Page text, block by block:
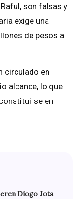
son falsas y
exige una
de pesos a
circulado en
alcance, lo que
en
Diogo Jota